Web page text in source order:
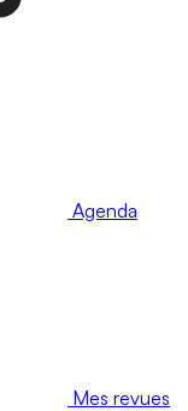
Agenda
Mes revues